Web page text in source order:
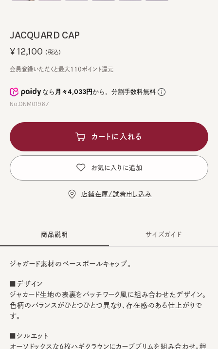
JACQUARD CAP
なら月々4,033円から。分割手数料無料
No.ONM01967
¥12,100 (税込)
会員登録いただくと最大110ポイント還元
カートに入れる
お気に入りに追加
店舗在庫/試着申し込み
商品説明
ジャガード素材のベースボールキャップ。
■デザイン
ジャカード生地の表裏をパッチワーク風に組み合わせたデザイン。
色柄のバランスがひとつひとつ異なり、存在感のある仕上がりで
す。
■シルエット
オーソドックスな6枚ハギクラウンにカーブブリムを組み合わせ。程
サイズガイド